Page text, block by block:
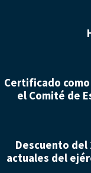
Certificado
el Comité de
Descuento del
actuales del